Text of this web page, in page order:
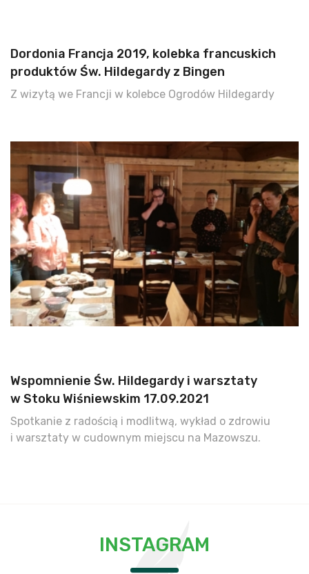
Dordonia Francja 2019, kolebka francuskich
produktów Św. Hildegardy z Bingen
Z wizytą we Francji w kolebce Ogrodów Hildegardy
Wspomnienie Św. Hildegardy i warsztaty
w Stoku Wiśniewskim 17.09.2021
Spotkanie z radością i modlitwą, wykład o zdrowiu
i warsztaty w cudownym miejscu na Mazowszu.
INSTAGRAM